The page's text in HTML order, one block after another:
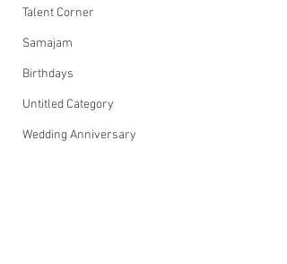
Talent Corner
Samajam
Birthdays
Untitled Category
Wedding Anniversary